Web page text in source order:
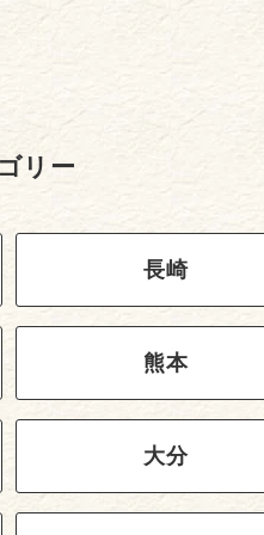
リー
長崎
熊本
大分